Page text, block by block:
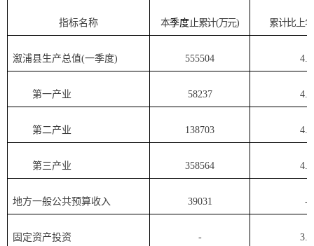
指标名称 本季度止累计(万元) 累计比上
溆浦县生产总值(一季度) 555504 4.5
第一产业 58237 4.5
第二产业 138703 4.9
第三产业 358564 4.3
地方一般公共预算收入 39031 -
固定资产投资 - 3.6